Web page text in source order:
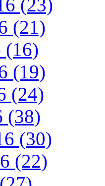
(23)
(21)
(16)
(19)
(24)
(38)
(30)
(22)